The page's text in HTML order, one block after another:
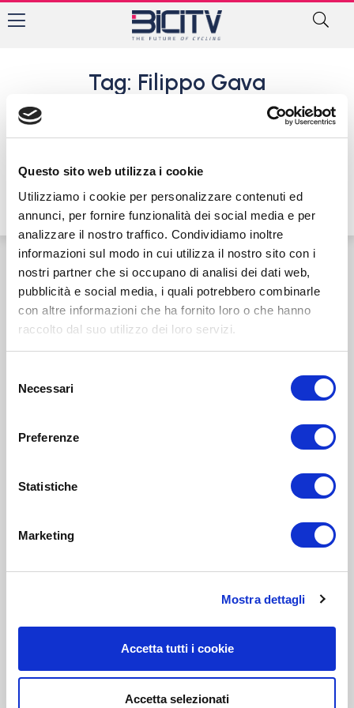
Questo sito web utilizza i cookie
Utilizziamo i cookie per personalizzare contenuti ed
annunci, per fornire funzionalità dei social media e per
analizzare il nostro traffico. Condividiamo inoltre
informazioni sul modo in cui utilizza il nostro sito con i
nostri partner che si occupano di analisi dei dati web,
pubblicità e social media, i quali potrebbero combinarle
con altre informazioni che ha fornito loro o che hanno
raccolto dal suo utilizzo dei loro servizi.
delNecessari
Preferenze
Statistiche
Marketing
Mostra dettagli
Accetta tutti i cookie
Accetta selezionati
Tag: Filippo Gava
San Vendemiano pronto al
via della stagione 2022
19 Marzo 2022